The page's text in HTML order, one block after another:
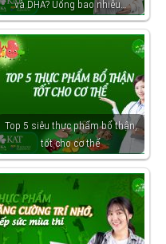
và DHA? Uống bao nhiêu…
Top 5 siêu thực phẩm bổ thận,
tốt cho cơ thể